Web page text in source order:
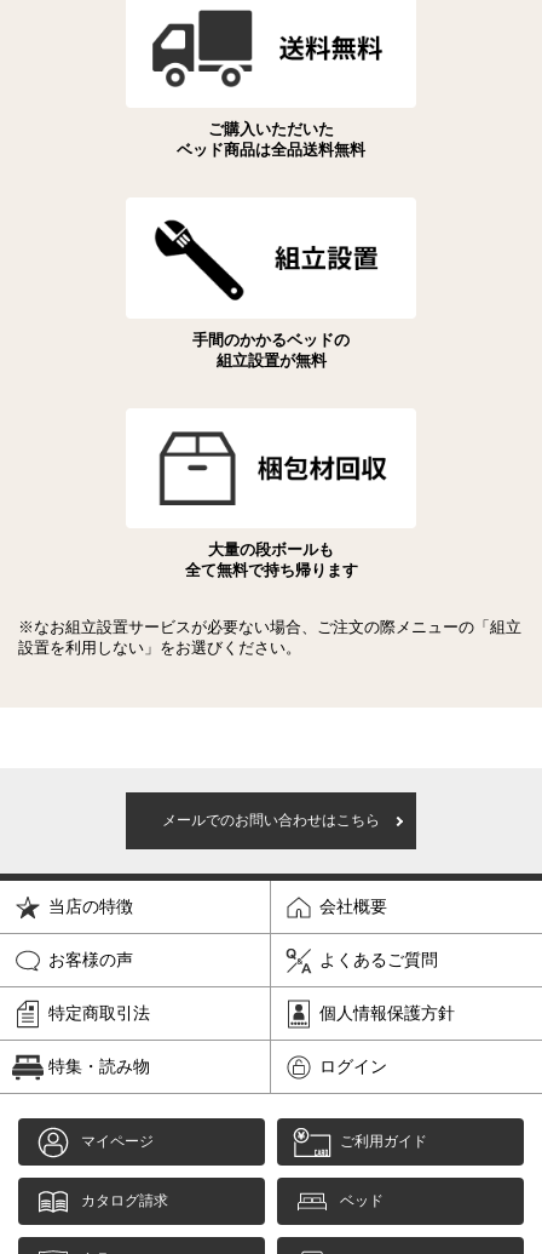
ご購入いただいた
ベッド商品は全品送料無料
手間のかかるベッドの
組立設置が無料
大量の段ボールも
全て無料で持ち帰ります
※なお組立設置サービスが必要ない場合、ご注文の際メニューの「組立
設置を利用しない」をお選びください。
メールでのお問い合わせはこちら
当店の特徴 会社概要
お客様の声 よくあるご質問
特定商取引法 個人情報保護方針
特集・読み物 ログイン
マイページ ご利用ガイド
カタログ請求 ベッド